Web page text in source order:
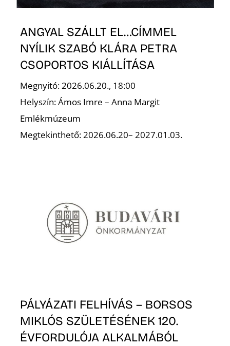
ANGYAL SZÁLLT EL…CÍMMEL
NYÍLIK SZABÓ KLÁRA PETRA
CSOPORTOS KIÁLLÍTÁSA
Megnyitó: 2026.06.20., 18:00
Helyszín: Ámos Imre – Anna Margit
Emlékmúzeum
Megtekinthető: 2026.06.20– 2027.01.03.
PÁLYÁZATI FELHÍVÁS – BORSOS
MIKLÓS SZÜLETÉSÉNEK 120.
ÉVFORDULÓJA ALKALMÁBÓL